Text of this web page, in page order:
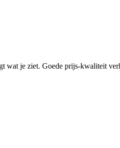
je ziet. Goede prijs-kwaliteit